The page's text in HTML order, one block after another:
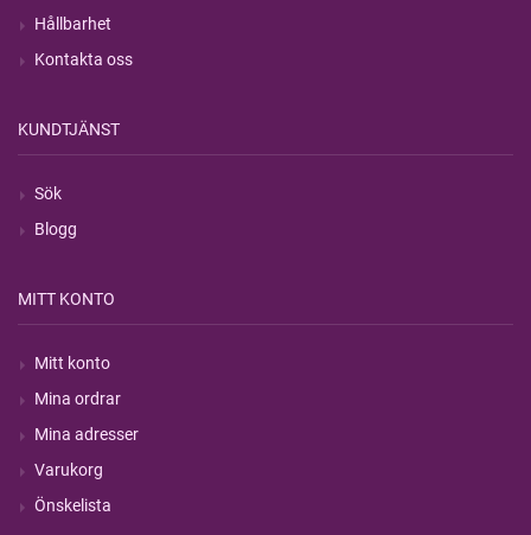
Hållbarhet
Kontakta oss
KUNDTJÄNST
Sök
Blogg
MITT KONTO
Mitt konto
Mina ordrar
Mina adresser
Varukorg
Önskelista